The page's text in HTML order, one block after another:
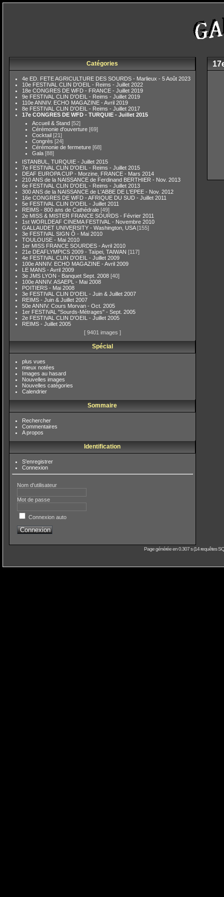
Catégories
4e ED. FETE AGRICULTURE DES SOURDS - Marlieux - 5 Août 2023
10e FESTIVAL CLIN D'OEIL - Reims - Juillet 2022
18e CONGRES DE WFD - FRANCE - Juillet 2019
9e FESTIVAL CLIN D'OEIL - Reims - Juillet 2019
110e ANNIV. ECHO MAGAZINE - Avril 2019
8e FESTIVAL CLIN D'OEIL - Reims - Juillet 2017
17e CONGRES DE WFD - TURQUIE - Juillet 2015
Accueil & Stand [52]
Cérémonie d'ouverture [69]
Cocktail [21]
Congrès [24]
Cérémonie de fermeture [68]
Gala [88]
ISTANBUL, TURQUIE - Juillet 2015
7e FESTIVAL CLIN D'OEIL - Reims - Juillet 2015
DEAF EUROPA CUP - Morzine, FRANCE - Mars 2014
210 ANS de la NAISSANCE de Ferdinand BERTHIER - Nov. 2013
6e FESTIVAL CLIN D'OEIL - Reims - Juillet 2013
300 ANS de la NAISSANCE de L'ABBE DE L'EPEE - Nov. 2012
16e CONGRES DE WFD - AFRIQUE DU SUD - Juillet 2011
5e FESTIVAL CLIN D'OEIL - Juillet 2011
REIMS - 800 ans de Cathédrale [49]
2e MISS & MISTER FRANCE SOURDS - Février 2011
1st WORLDEAF CINEMA FESTIVAL - Novembre 2010
GALLAUDET UNIVERSITY - Washington, USA[155]
3e FESTIVAL SIGN Ô - Mai 2010
TOULOUSE - Mai 2010
1er MISS FRANCE SOURDES - Avril 2010
21e DEAFLYMPICS 2009 - Taïpei, TAIWAN [117]
4e FESTIVAL CLIN D'OEIL - Juillet 2009
100e ANNIV. ECHO MAGAZINE - Avril 2009
LE MANS - Avril 2009
3e JMS LYON - Banquet Sept. 2008 [40]
100e ANNIV. ASAEPL - Mai 2008
POITIERS - Mai 2008
3e FESTIVAL CLIN D'OEIL - Juin & Juillet 2007
REIMS - Juin & Juillet 2007
50e ANNIV. Cours Morvan - Oct. 2005
1er FESTIVAL "Sourds-Métrages" - Sept. 2005
2e FESTIVAL CLIN D'OEIL - Juillet 2005
REIMS - Juillet 2005
[ 9401 images ]
Spécial
plus vues
mieux notées
Images au hasard
Nouvelles images
Nouvelles catégories
Calendrier
Sommaire
Rechercher
Commentaires
A propos
Identification
S'enregistrer
Connexion
Nom d'utilisateur
Mot de passe
Connexion auto
Page générée en 0.307 s (14 requêtes